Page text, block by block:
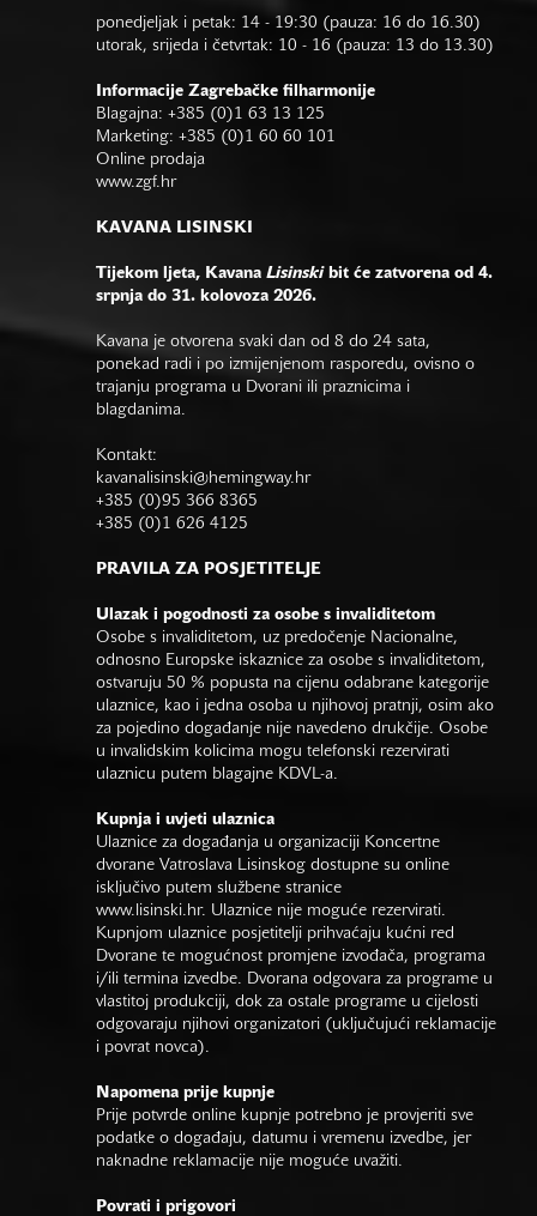
ponedjeljak i petak: 14 - 19:30 (pauza: 16 do 16.30)
utorak, srijeda i četvrtak: 10 - 16 (pauza: 13 do 13.30)
Informacije Zagrebačke filharmonije
Blagajna: +385 (0)1 63 13 125
Marketing: +385 (0)1 60 60 101
Online prodaja
www.zgf.hr
KAVANA LISINSKI
Tijekom ljeta, Kavana Lisinskibit će zatvorena od 4.
srpnja do 31. kolovoza 2026.
Kavana je otvorena svaki dan od 8 do 24 sata,
ponekad radi i po izmijenjenom rasporedu, ovisno o
trajanju programa u Dvorani ili praznicima i
blagdanima.
Kontakt:
kavanalisinski@hemingway.hr
+385 (0)95 366 8365
+385 (0)1 626 4125
PRAVILA ZA POSJETITELJE
Ulazak i pogodnosti za osobe s invaliditetom
Osobe s invaliditetom, uz predočenje Nacionalne,
odnosno Europske iskaznice za osobe s invaliditetom,
ostvaruju 50 % popusta na cijenu odabrane kategorije
ulaznice, kao i jedna osoba u njihovoj pratnji, osim ako
za pojedino događanje nije navedeno drukčije. Osobe
u invalidskim kolicima mogu telefonski rezervirati
ulaznicu putem blagajne KDVL-a.
Kupnja i uvjeti ulaznica
Ulaznice za događanja u organizaciji Koncertne
dvorane Vatroslava Lisinskog dostupne su online
isključivo putem službene stranice
www.lisinski.hr. Ulaznice nije moguće rezervirati.
Kupnjom ulaznice posjetitelji prihvaćaju kućni red
Dvorane te mogućnost promjene izvođača, programa
i/ili termina izvedbe. Dvorana odgovara za programe u
vlastitoj produkciji, dok za ostale programe u cijelosti
odgovaraju njihovi organizatori (uključujući reklamacije
i povrat novca).
Napomena prije kupnje
Prije potvrde online kupnje potrebno je provjeriti sve
podatke o događaju, datumu i vremenu izvedbe, jer
naknadne reklamacije nije moguće uvažiti.
Povrati i prigovori